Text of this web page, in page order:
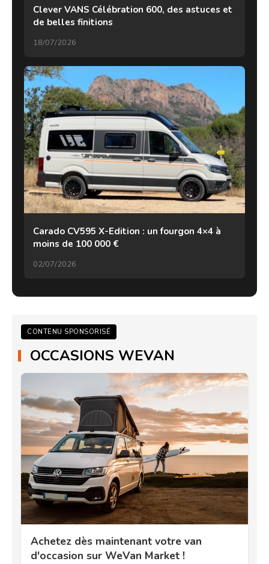
Clever VANS Célébration 600, des astuces et
de belles finitions
18/07/2026
Carado CV595 X-Edition : un fourgon 4×4 à
moins de 100 000 €
02/07/2026
CONTENU SPONSORISÉ
OCCASIONS WEVAN
Achetez dès maintenant votre van
d'occasion sur WeVan Market !